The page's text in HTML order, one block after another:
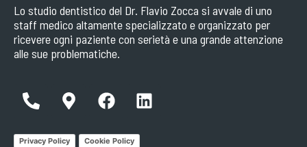
Lo studio dentistico del Dr. Flavio Zocca si avvale di uno
staff medico altamente specializzato e organizzato per
ricevere ogni paziente con serietà e una grande attenzione
alle sue problematiche.
Privacy Policy Cookie Policy